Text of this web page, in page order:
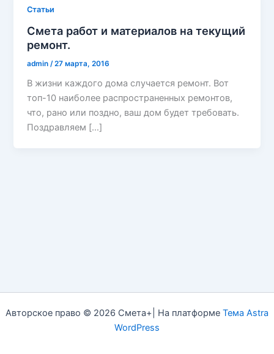
Cтатьи
Смета работ и материалов на текущий
ремонт.
admin /27 марта, 2016
В жизни каждого дома случается ремонт. Вот
топ-10 наиболее распространенных ремонтов,
что, рано или поздно, ваш дом будет требовать.
Поздравляем […]
Авторское право © 2026 Смета+| На платформе Тема Astra
WordPress